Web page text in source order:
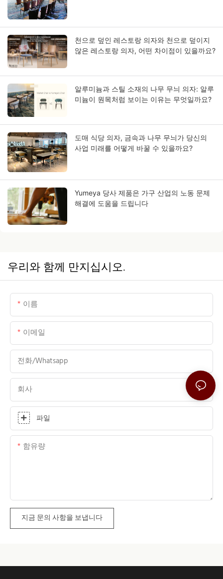
천으로 덮인 레스토랑 의자와 천으로 덮이지
않은 레스토랑 의자, 어떤 차이점이 있을까요?
알루미늄과 스틸 소재의 나무 무늬 의자: 알루
미늄이 원목처럼 보이는 이유는 무엇일까요?
도매 식당 의자, 금속과 나무 무늬가 당신의
사업 미래를 어떻게 바꿀 수 있을까요?
Yumeya 당사 제품은 가구 산업의 노동 문제
해결에 도움을 드립니다
우리와 함께 만지십시오.
이름
이메일
전화/whatsapp
회사
파일
함유량
지금 문의 사항을 보냅니다